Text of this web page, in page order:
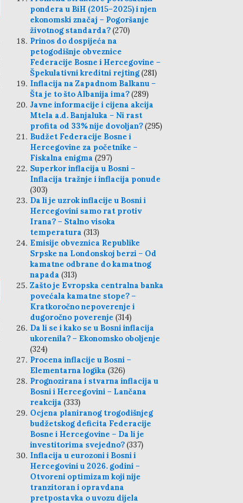
pondera u BiH (2015–2025) i njen
ekonomski značaj – Pogoršanje
životnog standarda?(270)
Prinos do dospijeća na
petogodišnje obveznice
Federacije Bosne i Hercegovine –
Špekulativni kreditni rejting(281)
Inflacija na Zapadnom Balkanu –
Šta je to što Albanija ima?(289)
Javne informacije i cijena akcija
Mtela a.d. Banjaluka – Ni rast
profita od 33% nije dovoljan?(295)
Budžet Federacije Bosne i
Hercegovine za početnike –
Fiskalna enigma (297)
Superkor inflacija u Bosni –
Inflacija tražnje i inflacija ponude
(303)
Da li je uzrok inflacije u Bosni i
Hercegovini samo rat protiv
Irana? – Stalno visoka
temperatura (313)
Emisije obveznica Republike
Srpske na Londonskoj berzi – Od
kamatne odbrane do kamatnog
napada (313)
Zašto je Evropska centralna banka
povećala kamatne stope? –
Kratkoročno nepoverenje i
dugoročno poverenje (314)
Da li se i kako se u Bosni inflacija
ukorenila? – Ekonomsko oboljenje
(324)
Procena inflacije u Bosni –
Elementarna logika (326)
Prognozirana i stvarna inflacija u
Bosni i Hercegovini – Lančana
reakcija (333)
Ocjena planiranog trogodišnjeg
budžetskog deficita Federacije
Bosne i Hercegovine – Da li je
investitorima svejedno?(337)
Inflacija u eurozoni i Bosni i
Hercegovini u 2026. godini –
Otvoreni optimizam koji nije
tranzitoran i opravdana
pretpostavka o uvozu dijela